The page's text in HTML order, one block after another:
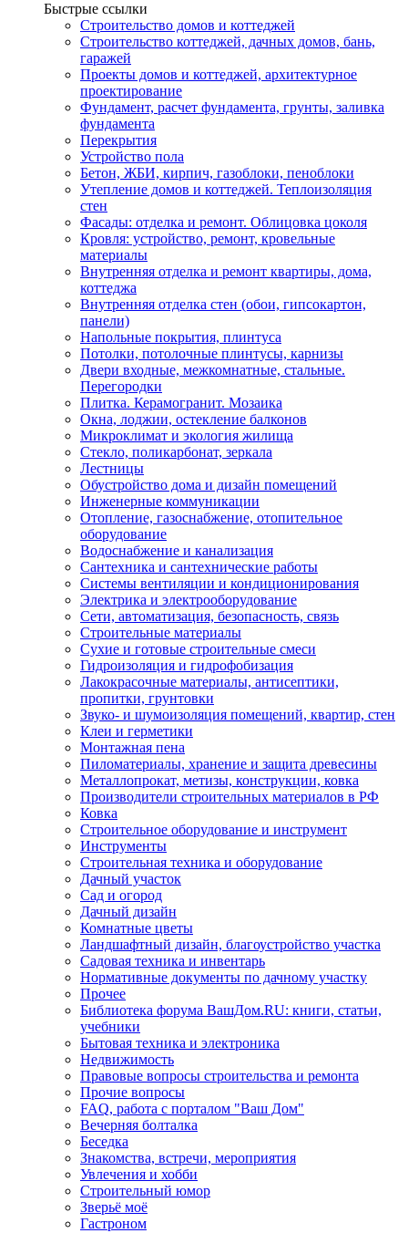
Быстрые ссылки
Строительство домов и коттеджей
Строительство коттеджей, дачных домов, бань,
гаражей
Проекты домов и коттеджей, архитектурное
проектирование
Фундамент, расчет фундамента, грунты, заливка
фундамента
Перекрытия
Устройство пола
Бетон, ЖБИ, кирпич, газоблоки, пеноблоки
Утепление домов и коттеджей. Теплоизоляция
стен
Фасады: отделка и ремонт. Облицовка цоколя
Кровля: устройство, ремонт, кровельные
материалы
Внутренняя отделка и ремонт квартиры, дома,
коттеджа
Внутренняя отделка стен (обои, гипсокартон,
панели)
Напольные покрытия, плинтуса
Потолки, потолочные плинтусы, карнизы
Двери входные, межкомнатные, стальные.
Перегородки
Плитка. Керамогранит. Мозаика
Окна, лоджии, остекление балконов
Микроклимат и экология жилища
Стекло, поликарбонат, зеркала
Лестницы
Обустройство дома и дизайн помещений
Инженерные коммуникации
Отопление, газоснабжение, отопительное
оборудование
Водоснабжение и канализация
Сантехника и сантехнические работы
Системы вентиляции и кондиционирования
Электрика и электрооборудование
Сети, автоматизация, безопасность, связь
Строительные материалы
Сухие и готовые строительные смеси
Гидроизоляция и гидрофобизация
Лакокрасочные материалы, антисептики,
пропитки, грунтовки
Звуко- и шумоизоляция помещений, квартир, стен
Клеи и герметики
Монтажная пена
Пиломатериалы, хранение и защита древесины
Металлопрокат, метизы, конструкции, ковка
Производители строительных материалов в РФ
Ковка
Строительное оборудование и инструмент
Инструменты
Строительная техника и оборудование
Дачный участок
Сад и огород
Дачный дизайн
Комнатные цветы
Ландшафтный дизайн, благоустройство участка
Садовая техника и инвентарь
Нормативные документы по дачному участку
Прочее
Библиотека форума ВашДом.RU: книги, статьи,
учебники
Бытовая техника и электроника
Недвижимость
Правовые вопросы строительства и ремонта
Прочие вопросы
FAQ, работа с порталом "Ваш Дом"
Вечерняя болталка
Беседка
Знакомства, встречи, мероприятия
Увлечения и хобби
Строительный юмор
Зверьё моё
Гастроном